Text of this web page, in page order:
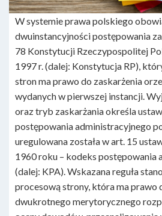
W systemie prawa polskiego
dwuinstancyjności postępowania
78 Konstytucji Rzeczypospolitej
1997 r. (dalej: Konstytucja RP),
stron ma prawo do zaskarżenia
wydanych w pierwszej instancji.
oraz tryb zaskarżania określa
postępowania administracyjnego
uregulowana została w art. 15
1960 roku – kodeks postępowania
(dalej: KPA). Wskazana reguła
procesową strony, która ma prawo
dwukrotnego merytorycznego